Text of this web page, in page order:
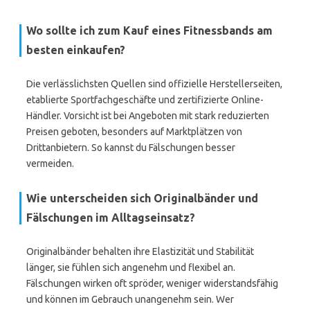
Wo sollte ich zum Kauf eines Fitnessbands am
besten einkaufen?
Die verlässlichsten Quellen sind offizielle Herstellerseiten,
etablierte Sportfachgeschäfte und zertifizierte Online-
Händler. Vorsicht ist bei Angeboten mit stark reduzierten
Preisen geboten, besonders auf Marktplätzen von
Drittanbietern. So kannst du Fälschungen besser
vermeiden.
Wie unterscheiden sich Originalbänder und
Fälschungen im Alltagseinsatz?
Originalbänder behalten ihre Elastizität und Stabilität
länger, sie fühlen sich angenehm und flexibel an.
Fälschungen wirken oft spröder, weniger widerstandsfähig
und können im Gebrauch unangenehm sein. Wer